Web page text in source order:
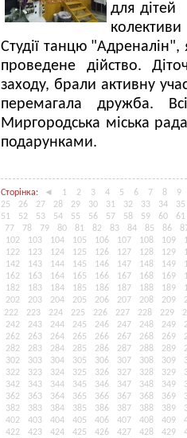
для дітей
Студії танцю
проведене дійство.
заходу, брали активну
перемагала дружба.
Миргородська міська
подарунками.
Сторінка: ◄ 1 2 3 4 5 6 7 8
9
25
26 27 28 29 30 31 32 33 34
35
51
52 53 54 55 56 57 58 59 60
61
77
78 79 80 81 82 83 84 85 86
102
103 104 105 106 107 108 109
122
123 124 125 126 127 128 129
142
143 144 145 146 147 148 149
162
163 164 165 166 167 168 169
182
183 184 185 186 187 188 189
202
203 204 205 206 207 208 209
222
223 224 225 226 227 228 229
242
243 244 245 246 247 248 249
262
263 264 265 266 267 268 269
282
283 284 285 286 287 288 289
302
303 304 305 306 307 308 309
322
323 324 325 326 327 328 329
342
343 344 345 346 347 348 349
362
363 364 365 366 367 368 369
382
383 384 385 386 387 388 389
402
403 404 405 406 407 408 409
422
423 424 425 426 427 428 429